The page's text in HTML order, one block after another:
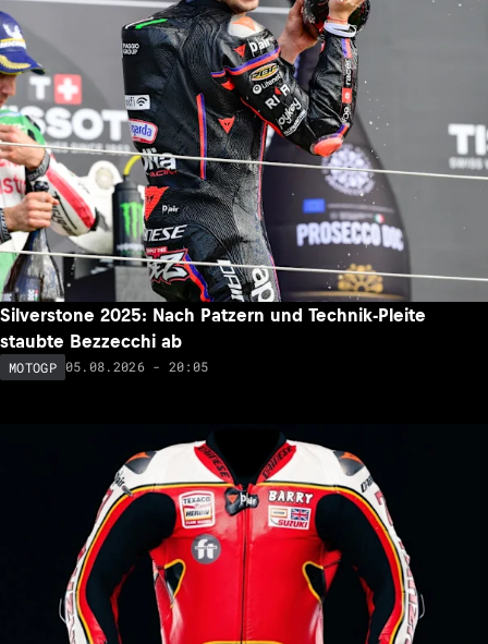
Silverstone 2025: Nach Patzern und Technik-Pleite
staubte Bezzecchi ab
MOTOGP 05.08.2026 - 20:05